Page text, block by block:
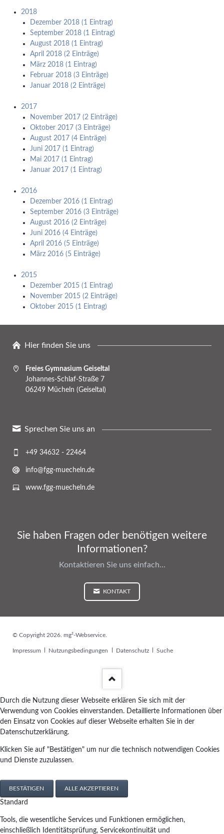
2018
Dezember 2018 (1 Eintrag)
September 2018 (1 Eintrag)
August 2018 (1 Eintrag)
April 2018 (2 Einträge)
März 2018 (1 Eintrag)
Februar 2018 (3 Einträge)
Januar 2018 (2 Einträge)
2017
November 2017 (2 Einträge)
Oktober 2017 (3 Einträge)
August 2017 (4 Einträge)
Juni 2017 (1 Eintrag)
Mai 2017 (1 Eintrag)
Januar 2017 (1 Eintrag)
2016
Dezember 2016 (1 Eintrag)
September 2016 (3 Einträge)
August 2016 (2 Einträge)
Juni 2016 (4 Einträge)
April 2016 (5 Einträge)
März 2016 (5 Einträge)
2015
Dezember 2015 (1 Eintrag)
November 2015 (2 Einträge)
Oktober 2015 (1 Eintrag)
Hier finden Sie uns
Freies Gymnasium Geiseltal
Johannes-Schlaf-Straße 7
06249 Mücheln (Geiseltal)
Sprechen Sie uns an
+49 34632 - 22464
info@fgg-muecheln.de
www.fgg-muecheln.de
Sie haben Fragen oder benötigen weitere
Informationen?
Kontaktieren Sie uns einfach...
KONTAKT
© Copyright 2026. mg²-Webservice.
Navigation
Impressum Nutzungsbedingungen Datenschutz Suche
Durch die Nutzung dieser Webseite erklären Sie sich mit der
Verwendung von Cookies einverstanden. Detaillierte Informationen über
den Einsatz von Cookies auf dieser Webseite erhalten Sie in der
Datenschutzerklärung.
Klicken Sie auf "Bestätigen" um nur die technisch notwendigen Cookies
und Dienste zuzulassen.
BESTÄTIGEN ALLE AKZEPTIEREN
Standard
Tools, die wesentliche Services und Funktionen ermöglichen,
einschließlich Identitätsprüfung, Servicekontinuität und